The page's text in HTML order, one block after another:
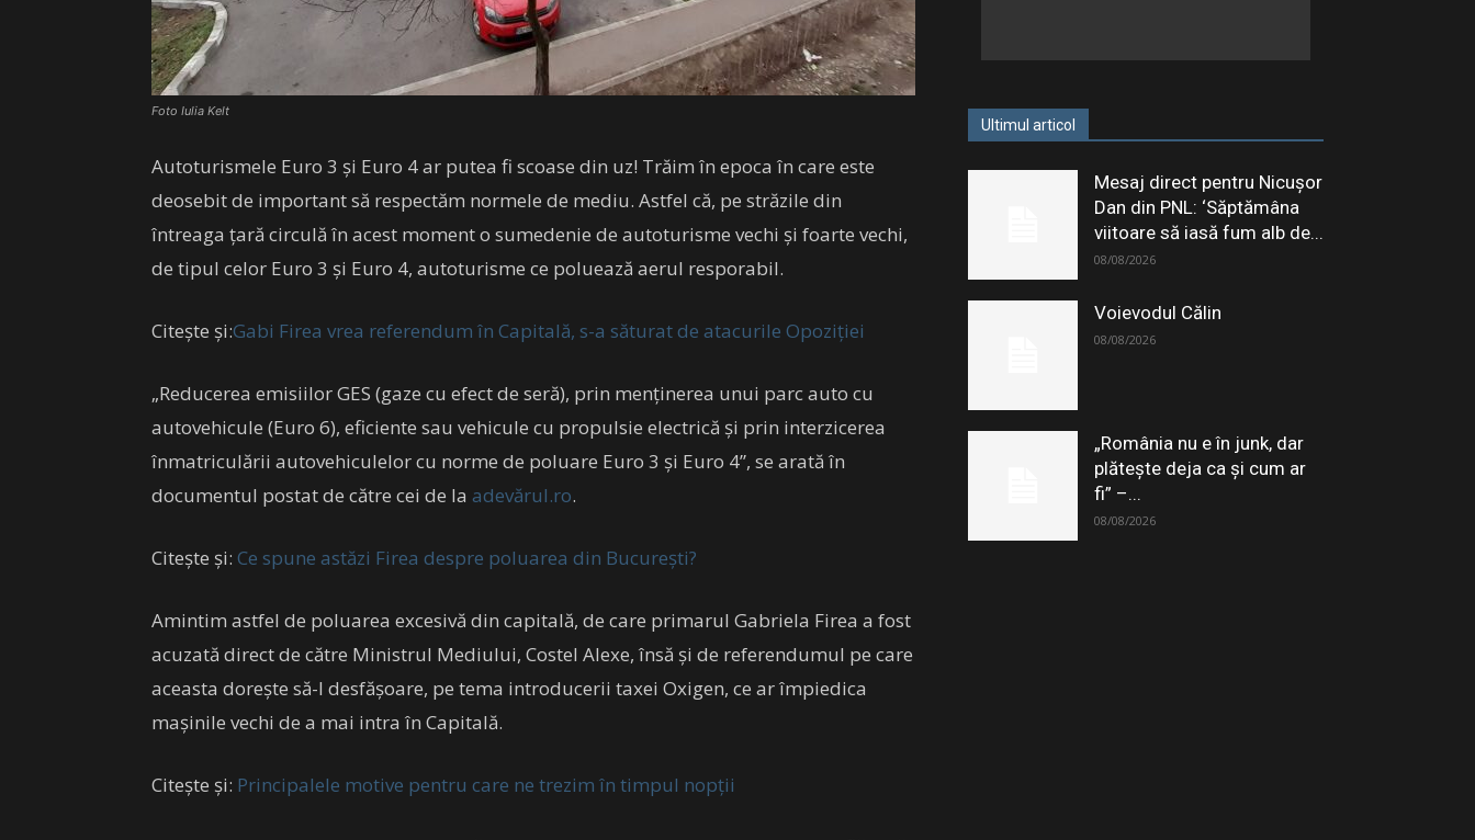
Foto Iulia Kelt
Autoturismele Euro 3 și Euro 4 ar putea fi scoase din uz! Trăim în epoca în care este
deosebit de important să respectăm normele de mediu. Astfel că, pe străzile din
întreaga țară circulă în acest moment o sumedenie de autoturisme vechi și foarte vechi,
de tipul celor Euro 3 și Euro 4, autoturisme ce poluează aerul resporabil.
Citește și:Gabi Firea vrea referendum în Capitală, s-a săturat de atacurile Opoziției
„Reducerea emisiilor GES (gaze cu efect de seră), prin menţinerea unui parc auto cu
autovehicule (Euro 6), eficiente sau vehicule cu propulsie electrică şi prin interzicerea
înmatriculării autovehiculelor cu norme de poluare Euro 3 şi Euro 4”, se arată în
documentul postat de către cei de la adevărul.ro.
Citește și: Ce spune astăzi Firea despre poluarea din București?
Amintim astfel de poluarea excesivă din capitală, de care primarul Gabriela Firea a fost
acuzată direct de către Ministrul Mediului, Costel Alexe, însă și de referendumul pe care
aceasta dorește să-l desfășoare, pe tema introducerii taxei Oxigen, ce ar împiedica
mașinile vechi de a mai intra în Capitală.
Citește și: Principalele motive pentru care ne trezim în timpul nopţii
Ultimul articol
Mesaj direct pentru Nicușor
Dan din PNL: ‘Săptămâna
viitoare să iasă fum alb de...
08/08/2026
Voievodul Călin
08/08/2026
„România nu e în junk, dar
plătește deja ca și cum ar
fi” –...
08/08/2026